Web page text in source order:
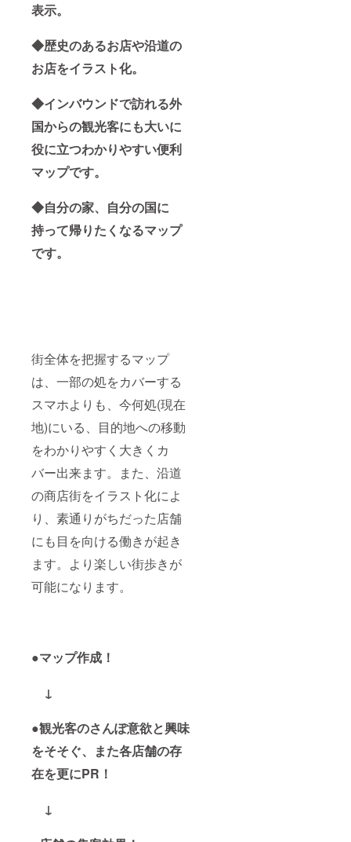
表示。
◆歴史のあるお店や沿道の
お店をイラスト化。
◆インバウンドで訪れる外
国からの観光客にも大いに
役に立つわかりやすい便利
マップです。
◆自分の家、自分の国に
持って帰りたくなるマップ
です。
街全体を把握するマップ
は、一部の処をカバーする
スマホよりも、今何処(現在
地)にいる、目的地への移動
をわかりやすく大きくカ
バー出来ます。また、沿道
の商店街をイラスト化によ
り、素通りがちだった店舗
にも目を向ける働きが起き
ます。より楽しい街歩きが
可能になります。
●マップ作成！
↓
●観光客のさんぽ意欲と興味
をそそぐ、また各店舗の存
在を更にPR！
↓